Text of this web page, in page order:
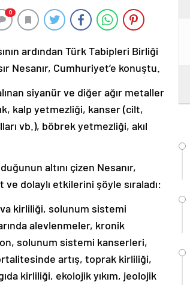
0
ardından Türk Tabipleri Birliği
Nesanır, Cumhuriyet’e konuştu.
siyanür ve diğer ağır metaller
kalp yetmezliği, kanser (cilt,
vb.), böbrek yetmezliği, akıl
altını çizen Nesanır,
dolaylı etkilerini şöyle sıraladı:
kirliliği, solunum sistemi
alevlenmeler, kronik
solunum sistemi kanserleri,
artış, toprak kirliliği,
kirliliği, ekolojik yıkım, jeolojik